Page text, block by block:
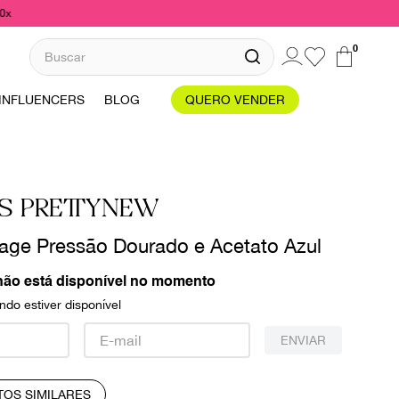
Buscar 0
INFLUENCERS BLOG QUERO VENDER
PRETTYNEW
Pressão Dourado e Acetato Azul
está disponível no momento
estiver disponível
ENVIAR
SIMILARES